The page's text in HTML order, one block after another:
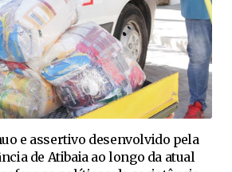
e assertivo desenvolvido pela
de Atibaia ao longo da atual